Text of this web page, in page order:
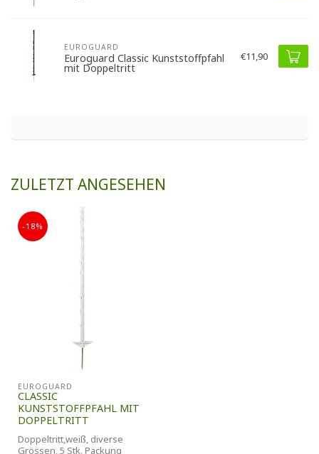
EUROGUARD
Euroguard Classic Kunststoffpfahl
mit Doppeltritt
€11,90
ZULETZT ANGESEHEN
-18%
EUROGUARD
CLASSIC
KUNSTSTOFFPFAHL MIT
DOPPELTRITT
Doppeltritt,weiß, diverse
Grössen, 5 Stk. Packung